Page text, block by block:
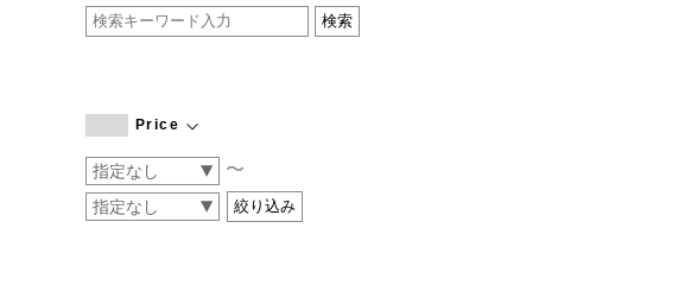
CATWORTH
COGTHEBIGSMOKE
CONVERSE
DEAN & DELUCA
Price
〜